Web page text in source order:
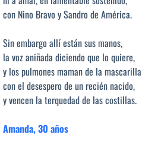
con Nino Bravo y Sandro de América.
Sin embargo allí están sus manos,
la voz aniñada diciendo que lo quiere,
y los pulmones maman de la mascarilla
con el desespero de un recién nacido,
y vencen la terquedad de las costillas.
Amanda, 30 años